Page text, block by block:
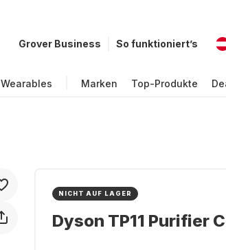
Grover Business So funktioniert’s
Wearables Marken Top-Produkte
NICHT AUF LAGER
Dyson TP11 Purifier